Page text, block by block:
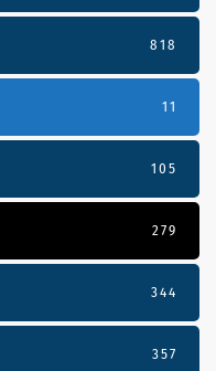
818
11
105
279
344
357